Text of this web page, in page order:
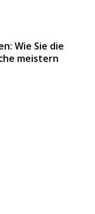
Wie Sie die
meistern